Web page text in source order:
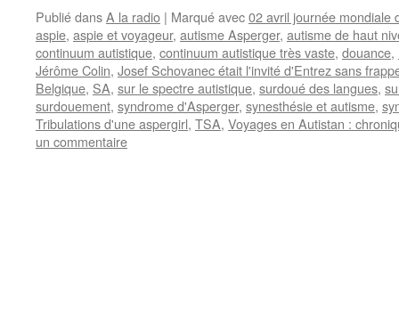
Publié dansA la radio | Marqué avec02 avril journée mondiale
aspie, aspie et voyageur, autisme Asperger, autisme de haut
continuum autistique, continuum autistique très vaste, douance,
Jérôme Colin, Josef Schovanec était l'invité d'Entrez sans
Belgique, SA, sur le spectre autistique, surdoué des langues,
surdouement, syndrome d'Asperger, synesthésie et autisme,
Tribulations d'une aspergirl, TSA, Voyages en Autistan :
un commentaire